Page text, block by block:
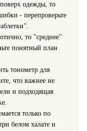
одежды, то
- перепроверьте
то "среднее"
понятный план
тонометр для
что важнее не
и подходящая
только по
белом халате и